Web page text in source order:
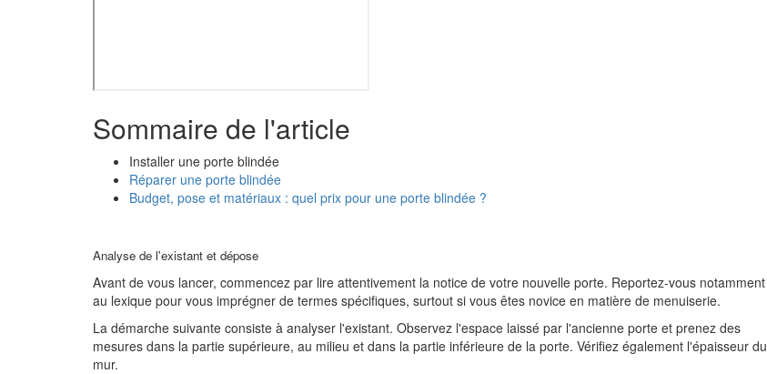
Sommaire de l'article
Installer une porte blindée
Réparer une porte blindée
Budget, pose et matériaux : quel prix pour une porte blindée ?
Analyse de l'existant et dépose
Avant de vous lancer, commencez par lire attentivement la notice de votre nouvelle porte. Reportez-vous notamment
au lexique pour vous imprégner de termes spécifiques, surtout si vous êtes novice en matière de menuiserie.
La démarche suivante consiste à analyser l'existant. Observez l'espace laissé par l'ancienne porte et prenez des
mesures dans la partie supérieure, au milieu et dans la partie inférieure de la porte. Vérifiez également l'épaisseur du
mur.